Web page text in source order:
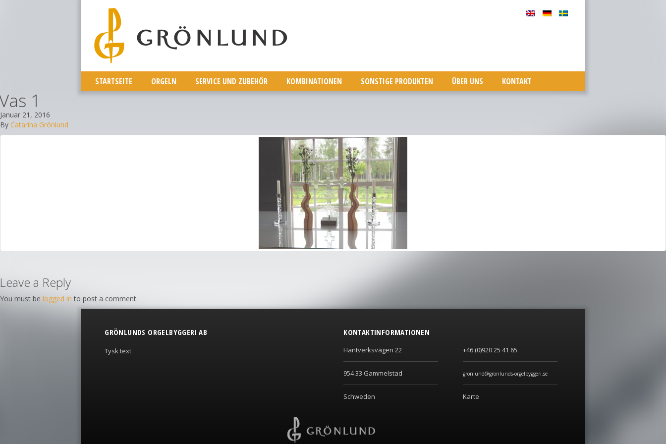
STARTSEITE ORGELN SERVICE UND ZUBEHÖR KOMBINATIONEN SONSTIGE PRODUKTEN ÜBER UNS KONTAKT
1
Januar 21, 2016
By Catarina Grönlund
Leave a Reply
You must be logged in to post a comment.
GRÖNLUNDS ORGELBYGGERI AB
Tysk text
KONTAKTINFORMATIONEN
Hantverksvägen 22
954 33 Gammelstad
Schweden
+46 (0)920 25 41 65
gronlund@gronlunds-orgelbyggeri.se
Karte